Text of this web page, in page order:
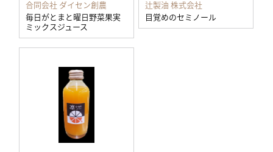
合同会社 ダイセン創農
毎日がとまと曜日野菜果実
ミックスジュース
辻製油 株式会社
目覚めのセミノール